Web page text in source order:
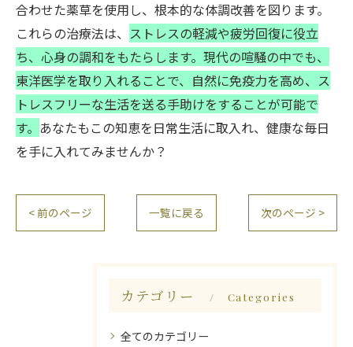
合わせた薬草を使用し、根本的な体調改善を図ります。
これらの治療法は、 ストレスの軽減や疲労回復に役立
ち、心身の調和をもたらします。現代の喧騒の中でも、
東洋医学を取り入れることで、自然に免疫力を高め、ス
トレスフリーな生活を送る手助けをすることが可能で
す。 あなたもこの知恵を日常生活に取入れ、健康な毎日
を手に入れてみませんか？
< 前のページ 一覧に戻る 次のページ >
カテゴリー Categories
全てのカテゴリー